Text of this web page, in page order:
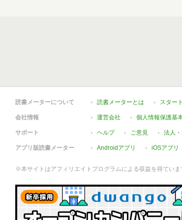
読書メーターについて 読書メーターとは スター
会社情報 運営会社 個人情報保護基
サポート ヘルプ ご意見 法人
アプリ版読書メーター Androidアプリ iOSアプリ
※本サイトはアフィリエイトプログラムによる収益を得ていま